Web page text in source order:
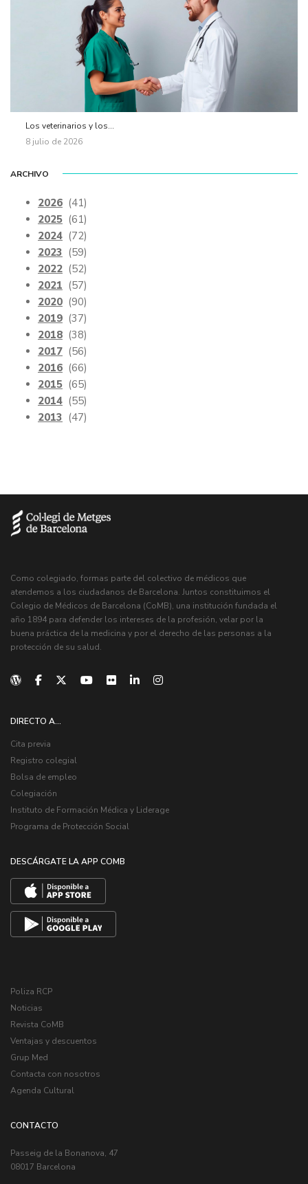
Los veterinarios y los...
8 julio de 2026
ARCHIVO
2026 (41)
2025 (61)
2024 (72)
2023 (59)
2022 (52)
2021 (57)
2020 (90)
2019 (37)
2018 (38)
2017 (56)
2016 (66)
2015 (65)
2014 (55)
2013 (47)
Como colegiado, formas parte del colectivo de médicos que
atendemos a los ciudadanos de Barcelona. Juntos constituimos el
Colegio de Médicos de Barcelona (CoMB), una institución fundada el
año 1894 para defender los intereses de la profesión, velar por la
buena práctica de la medicina y por el derecho de las personas a la
protección de su salud.
DIRECTO A...
Cita previa
Registro colegial
Bolsa de empleo
Colegiación
Instituto de Formación Médica y Liderage
Programa de Protección Social
DESCÁRGATE LA APP COMB
Poliza RCP
Noticias
Revista CoMB
Ventajas y descuentos
Grup Med
Contacta con nosotros
Agenda Cultural
CONTACTO
Passeig de la Bonanova, 47
08017 Barcelona